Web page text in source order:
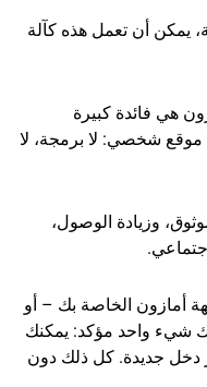
يمكن أن تعمل هذه كآلة
هي فائدة كبيرة
موقع شخصي: لا برمجة، لا
وزيادة الوصول،
أمازون الخاصة بك – أو
شيء واحد مؤكد: يمكنك
دخل جديدة. كل ذلك دون